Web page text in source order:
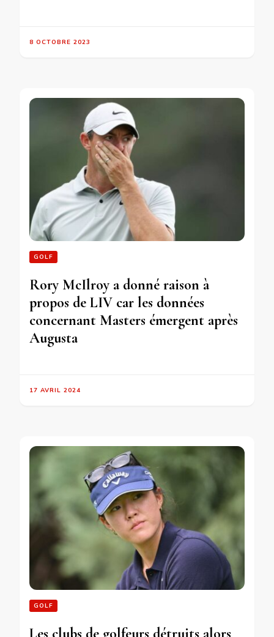
8 OCTOBRE 2023
GOLF
Rory McIlroy a donné raison à
propos de LIV car les données
concernant Masters émergent après
Augusta
17 AVRIL 2024
GOLF